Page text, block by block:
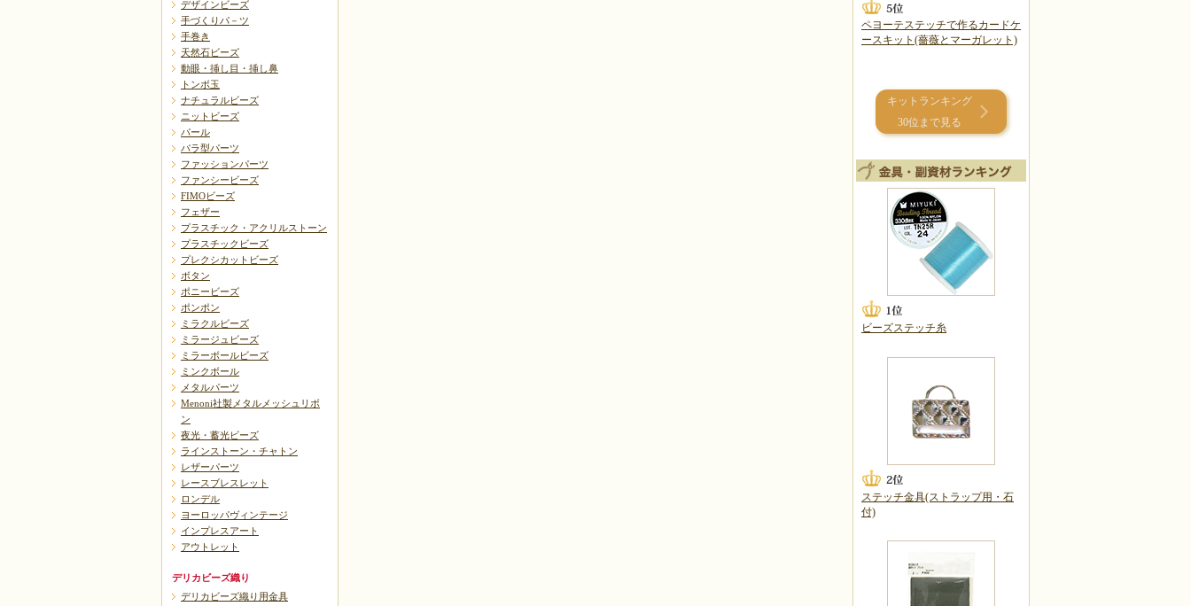
デザインビーズ
手づくりパ－ツ
手巻き
天然石ビーズ
動眼・挿し目・挿し鼻
トンボ玉
ナチュラルビーズ
ニットビーズ
パール
バラ型パーツ
ファッションパーツ
ファンシービーズ
FIMOビーズ
フェザー
プラスチック・アクリルストーン
プラスチックビーズ
プレクシカットビーズ
ボタン
ポニービーズ
ポンポン
ミラクルビーズ
ミラージュビーズ
ミラーボールビーズ
ミンクボール
メタルパーツ
Menoni社製メタルメッシュリボ
ン
夜光・蓄光ビーズ
ラインストーン・チャトン
レザーパーツ
レースブレスレット
ロンデル
ヨーロッパヴィンテージ
インプレスアート
アウトレット
デリカビーズ織り
デリカビーズ織り用金具
ペヨーテステッチで作るカードケ
ースキット(薔薇とマーガレット)
キットランキング
30位まで見る
ビーズステッチ糸
ステッチ金具(ストラップ用・石
付)